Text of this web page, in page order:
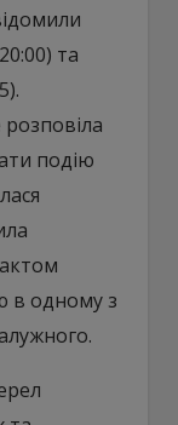
та
подію
в одному з